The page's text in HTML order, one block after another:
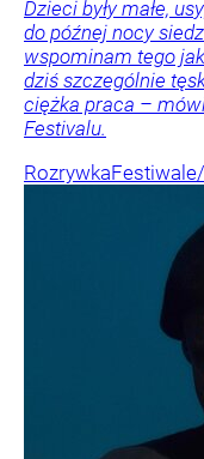
Dzieci były małe,
do późnej nocy
wspominam tego
dziś szczególnie
ciężka praca –
Festivalu.
Rozrywka